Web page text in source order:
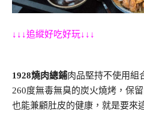
↓↓↓追縱好吃好玩↓↓↓
1928燒肉總鋪肉品堅持不使用組
260度無毒無臭的炭火燒烤，保
也能兼顧肚皮的健康，就是要來